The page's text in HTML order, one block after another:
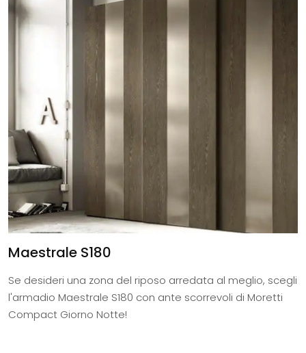
Maestrale S180
Se desideri una zona del riposo arredata al meglio, scegli
l'armadio Maestrale S180 con ante scorrevoli di Moretti
Compact Giorno Notte!